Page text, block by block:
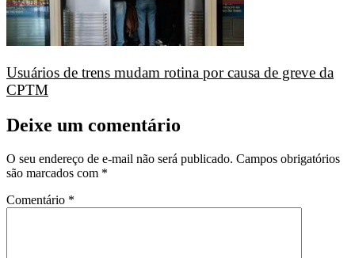
Usuários de trens mudam rotina por causa de greve da
CPTM
Deixe um comentário
O seu endereço de e-mail não será publicado. Campos obrigatórios
são marcados com *
Comentário *